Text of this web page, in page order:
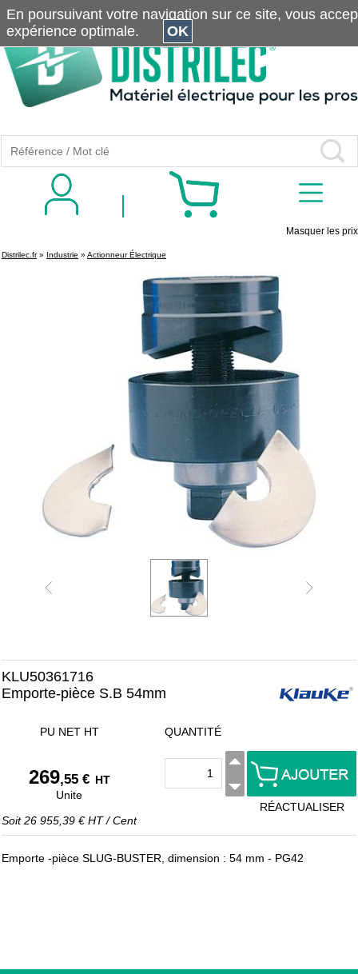
Masquer les prix
Distrilec.fr» Industrie » Actionneur Électrique
KLU50361716
Emporte-pièce S.B 54mm
PU NET HT
269,55 € HT
Unite
Soit26 955,39 € HT/Cent
QUANTITÉ
RÉACTUALISER
Emporte -pièce SLUG-BUSTER, dimension : 54 mm - PG42
En poursuivant votre navigation sur ce site, vous
expérience optimale.
OK